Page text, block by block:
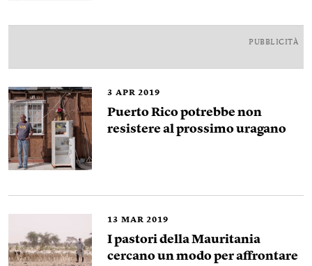
PUBBLICITÀ
3 APR 2019
Puerto Rico potrebbe non
resistere al prossimo uragano
13 MAR 2019
I pastori della Mauritania
cercano un modo per affrontare